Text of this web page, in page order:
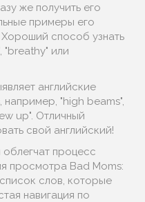
же получить его
примеры его
Хороший способ узнать
"breathy" или
английские
"high beams",
up". Отличный
свой английский!
процесс
просмотра Bad Moms:
слов, которые
навигация по